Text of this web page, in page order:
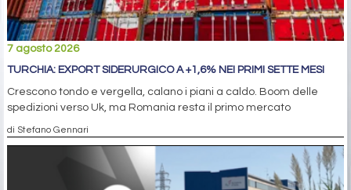
7 agosto 2026
TURCHIA: EXPORT SIDERURGICO A +1,6% NEI PRIMI SETTE MESI
Crescono tondo e vergella, calano i piani a caldo. Boom delle
spedizioni verso Uk, ma Romania resta il primo mercato
di Stefano Gennari